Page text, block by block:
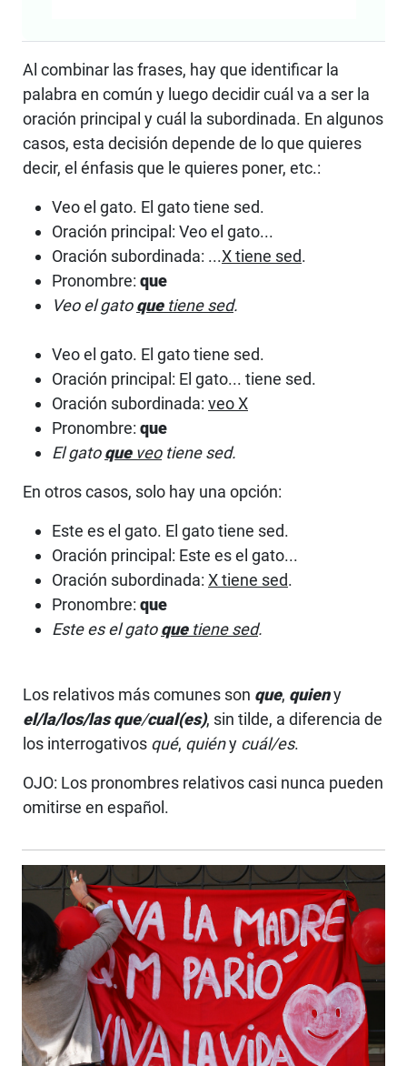
Al combinar las frases, hay que identificar la
palabra en común y luego decidir cuál va a ser la
oración principal y cuál la subordinada. En algunos
casos, esta decisión depende de lo que quieres
decir, el énfasis que le quieres poner, etc.:
Veo el gato. El gato tiene sed.
Oración principal: Veo el gato...
Oración subordinada: ...X tiene sed.
Pronombre: que
Veo el gatoque tiene sed.
Veo el gato. El gato tiene sed.
Oración principal: El gato... tiene sed.
Oración subordinada: veo X
Pronombre: que
El gatoque veotiene sed.
En otros casos, solo hay una opción:
Este es el gato. El gato tiene sed.
Oración principal: Este es el gato...
Oración subordinada: X tiene sed.
Pronombre: que
Este es el gatoquetiene sed.
Los relativos más comunes son que, quieny
el/la/los/las que/cual(es), sin tilde, a diferencia de
los interrogativos qué, quiény cuál/es.
OJO: Los pronombres relativos casi nunca pueden
omitirse en español.